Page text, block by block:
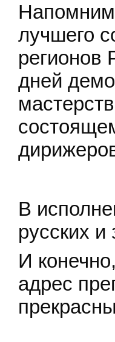
лучшего
регионов
дней
В
русских
И
адрес